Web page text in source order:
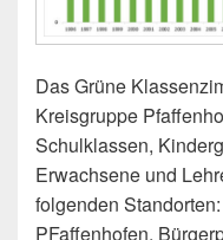
Das Grüne
Kreisgruppe
Schulklassen,
Erwachsene und
folgenden
PFaffenhofen,